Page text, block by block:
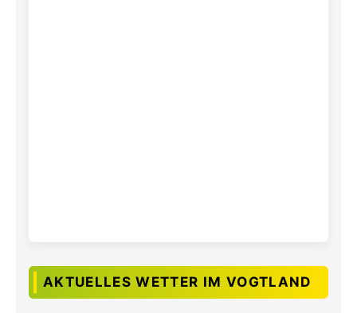
AKTUELLES WETTER IM VOGTLAND